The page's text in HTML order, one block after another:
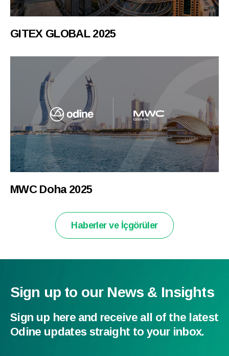
GITEX GLOBAL 2025
MWC Doha 2025
Haberler ve İçgörüler
Sign up to our News & Insights
Sign up here and receive all of the latest
Odine updates straight to your inbox.